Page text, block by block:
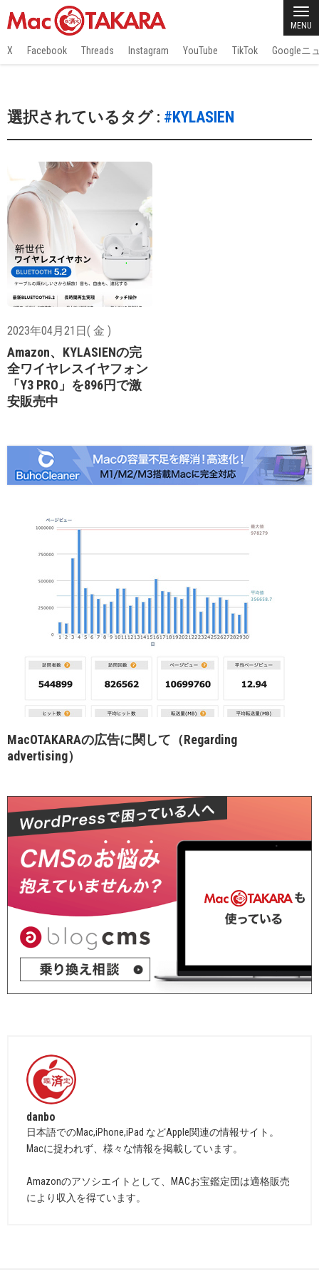
MENU
X Facebook Threads Instagram YouTube TikTok Googleニ
選択されているタグ : #KYLASIEN
2023年04月21日( 金 )
Amazon、KYLASIENの完
全ワイヤレスイヤフォン
「Y3 PRO」を896円で激
安販売中
MacOTAKARAの広告に関して（Regarding
advertising）
danbo
日本語でのMac,iPhone,iPad などApple関連の情報サイト。
Macに捉われず、様々な情報を掲載しています。
Amazonのアソシエイトとして、MACお宝鑑定団は適格販売
により収入を得ています。